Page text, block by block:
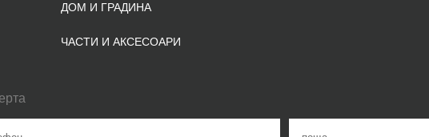
ДОМ И ГРАДИНА
ЧАСТИ И АКСЕСОАРИ